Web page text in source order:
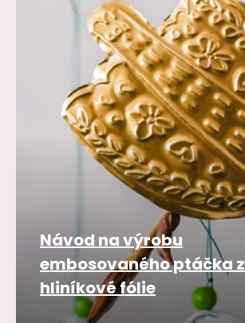
Návod na výrobu
embosovaného ptáčka z
hliníkové fólie